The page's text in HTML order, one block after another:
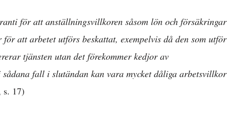
för att anställningsvillkoren såsom lön och försäkringar
att arbetet utförs beskattat, exempelvis då den som utför
tjänsten utan det förekommer kedjor av
fall i slutändan kan vara mycket dåliga arbetsvillkor
s. 17)